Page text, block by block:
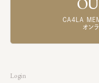
CA4LA
オン
Login